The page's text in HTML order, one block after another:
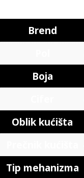
Brend
Boja
Oblik kućišta
Tip mehanizma